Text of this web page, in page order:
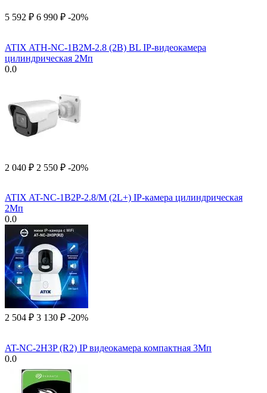
5 592 ₽ 6 990 ₽ -20%
ATIX ATH-NC-1B2M-2.8 (2B) BL IP-видеокамера
цилиндрическая 2Мп
0.0
2 040 ₽ 2 550 ₽ -20%
ATIX AT-NC-1B2P-2.8/M (2L+) IP-камера цилиндрическая
2Мп
0.0
2 504 ₽ 3 130 ₽ -20%
AT-NC-2H3P (R2) IP видеокамера компактная 3Мп
0.0